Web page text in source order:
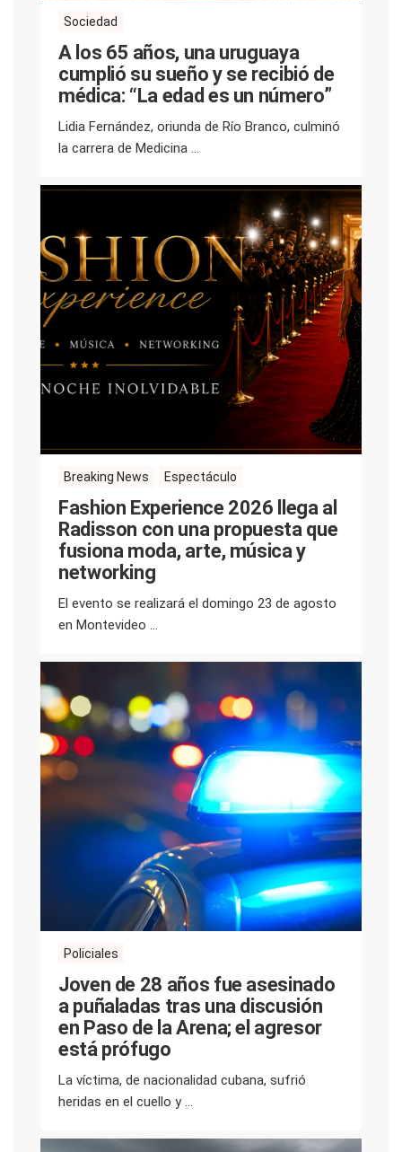
Sociedad
A los 65 años, una uruguaya
cumplió su sueño y se recibió de
médica: “La edad es un número”
Lidia Fernández, oriunda de Río Branco, culminó
la carrera de Medicina ...
Breaking News Espectáculo
Fashion Experience 2026 llega al
Radisson con una propuesta que
fusiona moda, arte, música y
networking
El evento se realizará el domingo 23 de agosto
en Montevideo ...
Policiales
Joven de 28 años fue asesinado
a puñaladas tras una discusión
en Paso de la Arena; el agresor
está prófugo
La víctima, de nacionalidad cubana, sufrió
heridas en el cuello y ...